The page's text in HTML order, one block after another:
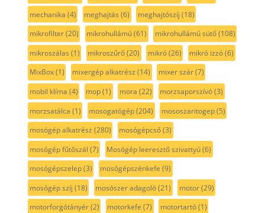
mechanika (4) meghajtás (6) meghajtószíj (18)
mikrofilter(20) mikrohullámú(61) mikrohullámú sütő(108)
mikroszálas (1) mikroszűrő(20) mikró(26) mikró izzó(6)
MixBox(1) mixergép alkatrész (14) mixer szár(7)
mobil klíma (4) mop(1) mora (22) morzsaporszívó(3)
morzsatálca (1) mosogatógép(204) mososzaritogep(5)
mosógép alkatrész (280) mosógépcső(3)
mosógép fűtőszál (7) Mosógép leeresztő szivattyú(6)
mosógépszelep(3) mosógépszénkefe (9)
mosógép szíj (18) mosószer adagoló(21) motor(29)
motorforgótányér(2) motorkefe (7) motortartó(1)